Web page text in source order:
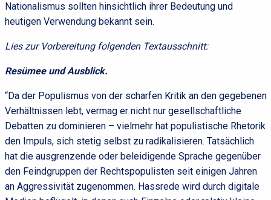
Nationalismus sollten hinsichtlich ihrer Bedeutung und
heutigen Verwendung bekannt sein.
Lies zur Vorbereitung folgenden Textausschnitt:
Resümee und Ausblick.
“Da der Populismus von der scharfen Kritik an den gegebenen
Verhältnissen lebt, vermag er nicht nur gesellschaftliche
Debatten zu dominieren – vielmehr hat populistische Rhetorik
den Impuls, sich stetig selbst zu radikalisieren. Tatsächlich
hat die ausgrenzende oder beleidigende Sprache gegenüber
den Feindgruppen der Rechtspopulisten seit einigen Jahren
an Aggressivität zugenommen. Hassrede wird durch digitale